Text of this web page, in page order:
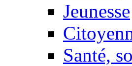
Jeunesse
Santé,